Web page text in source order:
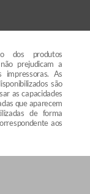
dos produtos
prejudicam a
impressoras. As
são
as capacidades
que aparecem
de forma
aos